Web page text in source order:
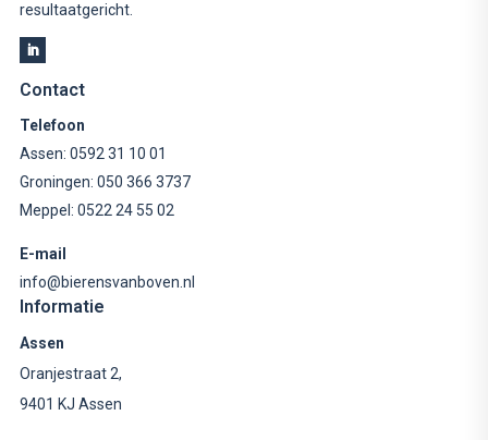
resultaatgericht.
Contact
Telefoon
Assen: 0592 31 10 01
Groningen: 050 366 3737
Meppel: 0522 24 55 02
E-mail
info@bierensvanboven.nl
Informatie
Assen
Oranjestraat 2,
9401 KJ Assen